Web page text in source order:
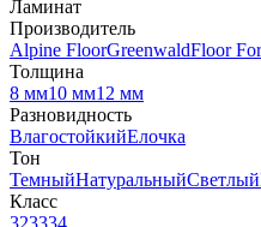
Ламинат
Производитель
Alpine FloorGreenwaldFloor
Толщина
8 мм10 мм12 мм
Разновидность
ВлагостойкийЕлочка
Тон
ТемныйНатуральныйСветлый
Класс
323334